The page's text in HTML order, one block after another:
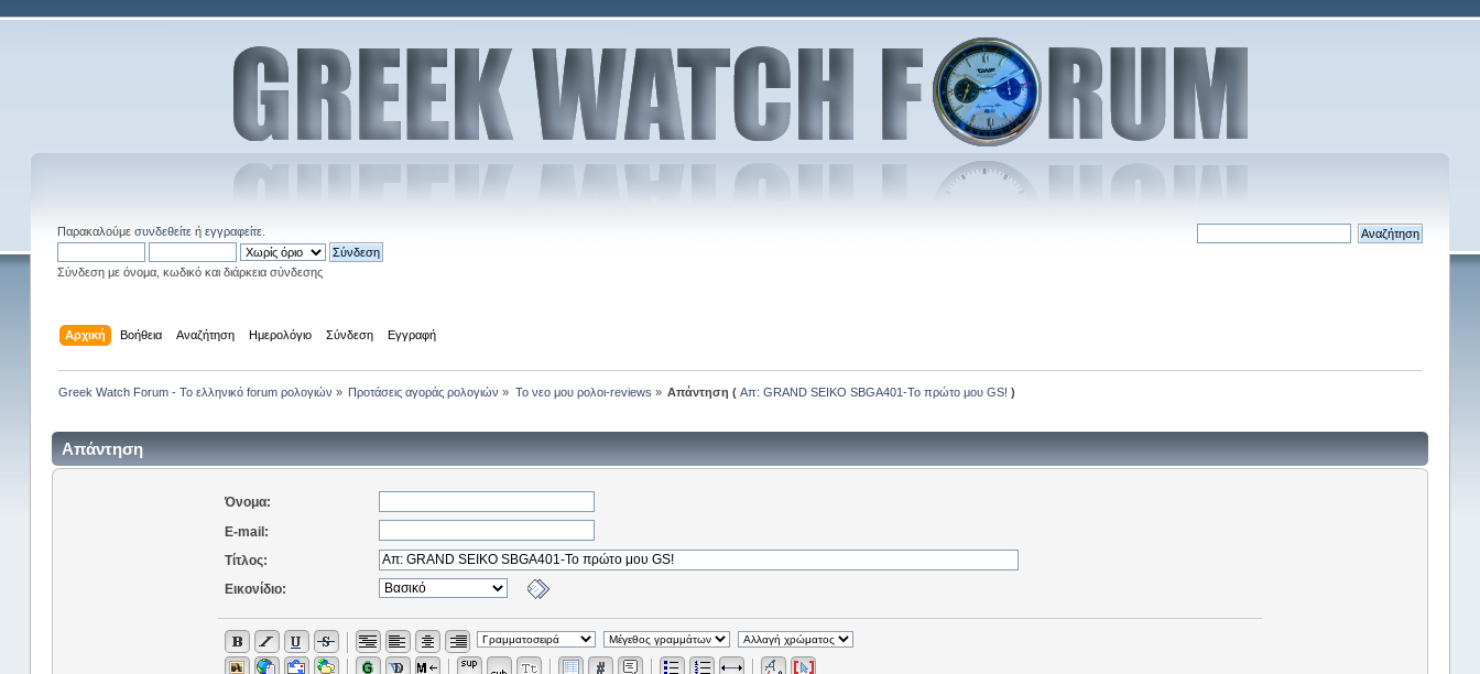
Παρακαλούμε συνδεθείτεή εγγραφείτε.
Σύνδεση με όνομα, κωδικό και διάρκεια σύνδεσης
Αρχική Βοήθεια Αναζήτηση Ημερολόγιο Σύνδεση Εγγραφή
Greek Watch Forum - Το ελληνικό forum ρολογιών » Προτάσεις αγοράς ρολογιών » Το νεο μου ρολοι-reviews » Απάντηση (Απ: GRAND SEIKO SBGA401-Το πρώτο μου GS! )
Απάντηση
Όνομα:
E-mail:
Τίτλος:
Εικονίδιο: